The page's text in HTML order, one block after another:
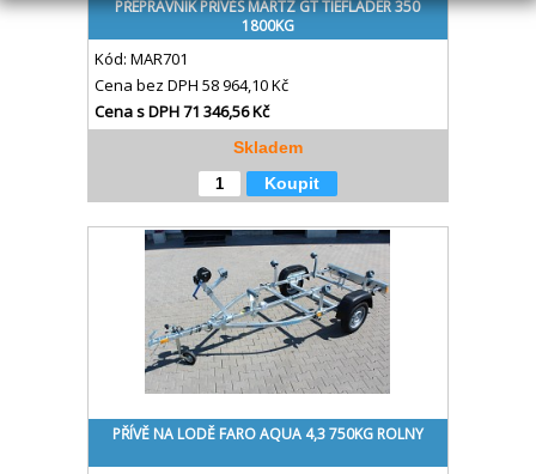
PŘEPRAVNÍK PŘÍVĚS MARTZ GT TIEFLADER 350
1800KG
Kód: MAR701
Cena bez DPH 58 964,10 Kč
Cena s DPH71 346,56 Kč
Skladem
Koupit
PŘÍVĚ NA LODĚ FARO AQUA 4,3 750KG ROLNY